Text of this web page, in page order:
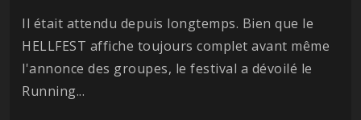
Il était attendu depuis longtemps. Bien que le
HELLFEST affiche toujours complet avant même
l'annonce des groupes, le festival a dévoilé le
Running...